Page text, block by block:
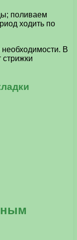
поливаем
ходить по
В
стрижки